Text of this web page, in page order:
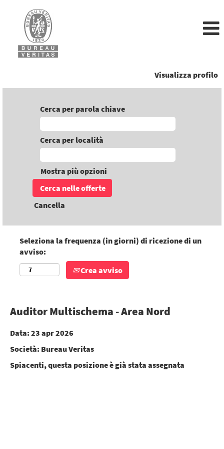
Visualizza profilo
Cerca per parola chiave
Cerca per località
Mostra più opzioni
Cancella
Seleziona la frequenza (in giorni) di ricezione di un
avviso:
Crea avviso
Auditor Multischema - Area Nord
Data: 23 apr 2026
Società: Bureau Veritas
Spiacenti, questa posizione è già stata assegnata